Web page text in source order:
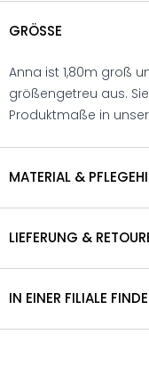
GRÖSSE
Anna ist 1,80m groß
größengetreu aus.
Produktmaße in
MATERIAL &
LIEFERUNG &
IN EINER FILIALE